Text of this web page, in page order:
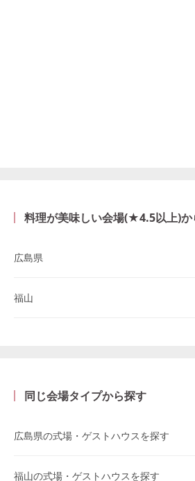
料理が美味しい会場(★4.5以上)か
広島県
福山
同じ会場タイプから探す
広島県の式場・ゲストハウスを探す
福山の式場・ゲストハウスを探す